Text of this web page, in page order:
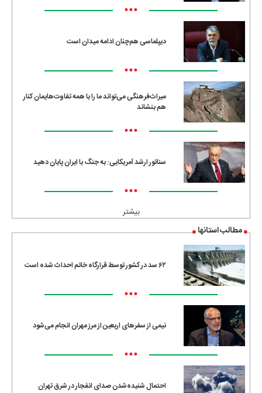
•••
دیپلماسی هم‌چنان ادامه میدان است
•••
میراث‌فرهنگی می‌تواند ما را با همه تفاوت‌هایمان کنار
هم بنشاند
•••
سناتور ارشد آمریکایی: به جنگ با ایران پایان دهید
•••
بیشتر
مطالب استانها
۶۲ سد در کشور توسط قرارگاه خاتم احداث شده است
•••
نیمی از سفرهای اربعین از مرز مهران انجام می‌شود
•••
احتمال شنیده‌شدن صدای انفجار در شرق تهران